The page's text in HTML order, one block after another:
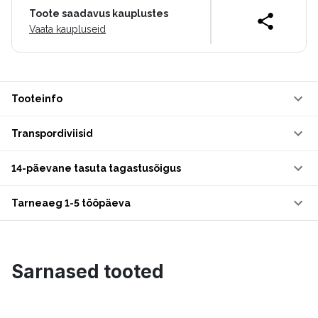
Toote saadavus kauplustes
Vaata kaupluseid
Tooteinfo
Transpordiviisid
14-päevane tasuta tagastusõigus
Tarneaeg 1-5 tööpäeva
Sarnased tooted